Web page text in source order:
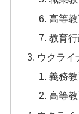
高等
教育
ウクライ
義務
高等